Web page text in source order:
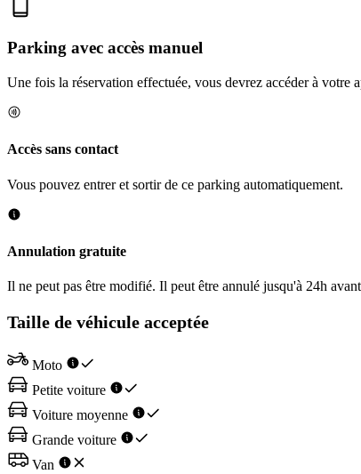
Parking avec accès manuel
Une fois la réservation effectuée, vous devrez accéder à
Accès sans contact
Vous pouvez entrer et sortir de ce parking automatiquement.
Annulation gratuite
Il ne peut pas être modifié. Il peut être annulé jusqu'à 24h
Taille de véhicule acceptée
Moto
Petite voiture
Voiture moyenne
Grande voiture
Van